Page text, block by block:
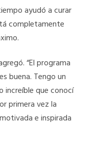
ayudó a curar
completamente
“El programa
buena. Tengo un
increíble que conocí
primera vez la
e inspirada